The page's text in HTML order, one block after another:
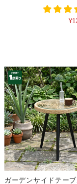
ガーデンサイドテー